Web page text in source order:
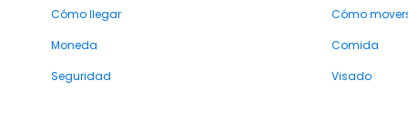
Cómo llegar
Cómo
Moneda
Comida
Seguridad
Visado